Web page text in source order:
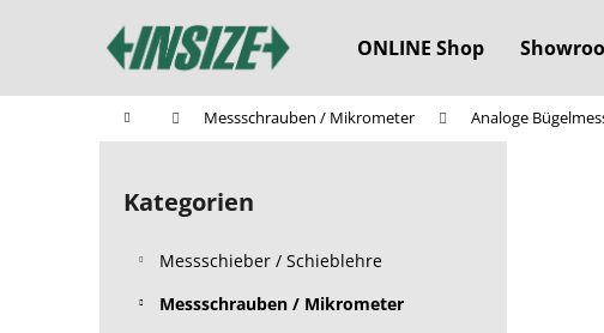
ONLINE Shop
StartseiteMessschrauben / Mikrometer Analoge
S
Kategorien
überspringen
Kategorien
Messschieber / Schieblehre
Messschrauben / Mikrometer
e
Zurück
zum
Zurück
zum